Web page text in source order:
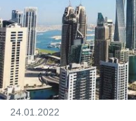
24.01.2022